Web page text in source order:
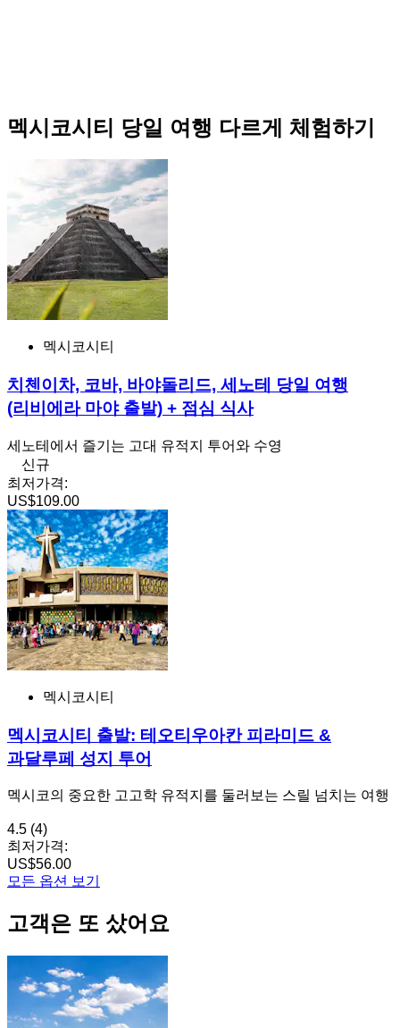
멕시코시티 당일 여행 다르게 체험하기
멕시코시티
치첸이차, 코바, 바야돌리드, 세노테 당일 여행
(리비에라 마야 출발) + 점심 식사
세노테에서 즐기는 고대 유적지 투어와 수영
신규
최저가격:
US$109.00
멕시코시티
멕시코시티 출발: 테오티우아칸 피라미드 &
과달루페 성지 투어
멕시코의 중요한 고고학 유적지를 둘러보는 스릴 넘치는 여행
4.5 (4)
최저가격:
US$56.00
모든 옵션 보기
고객은 또 샀어요